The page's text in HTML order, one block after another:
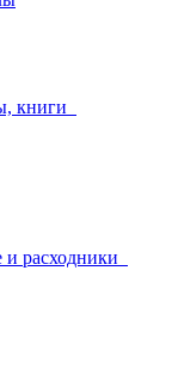
книги
расходники